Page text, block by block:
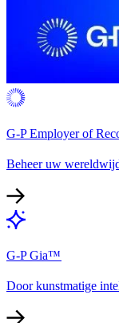
G-P Employer of
Beheer uw
G-P Gia™​​
Door kunstmatige